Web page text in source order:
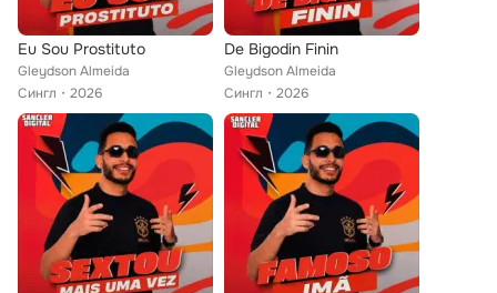
Eu Sou Prostituto
Gleydson Almeida
Сингл
2026
De Bigodin Finin
Gleydson Almeida
Сингл
2026